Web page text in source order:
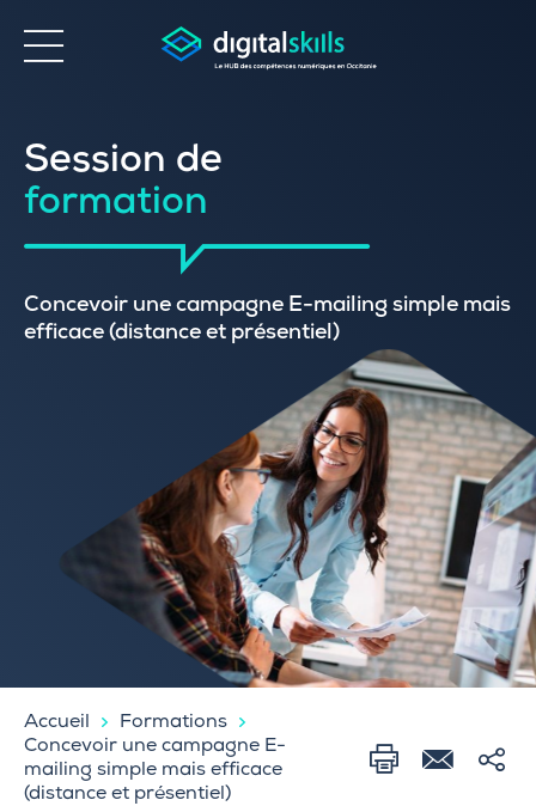
Accessibilité
Session de
formation
Concevoir une campagne E-mailing simple mais
efficace (distance et présentiel)
Accueil
Formations
Concevoir une campagne E-
mailing simple mais efficace
(distance et présentiel)